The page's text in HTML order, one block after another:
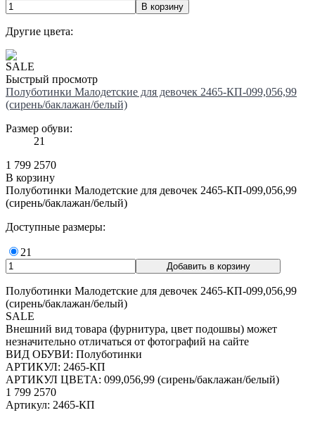
Другие цвета:
SALE
Быстрый просмотр
Полуботинки Малодетские для девочек 2465-КП-099,056,99
(сирень/баклажан/белый)
Размер обуви:
21
1 799 2570
В корзину
Полуботинки Малодетские для девочек 2465-КП-099,056,99
(сирень/баклажан/белый)
Доступные размеры:
21
Полуботинки Малодетские для девочек 2465-КП-099,056,99
(сирень/баклажан/белый)
SALE
Внешний вид товара (фурнитура, цвет подошвы) может
незначительно отличаться от фотографий на сайте
ВИД ОБУВИ: Полуботинки
АРТИКУЛ: 2465-КП
АРТИКУЛ ЦВЕТА: 099,056,99 (сирень/баклажан/белый)
1 799 2570
Артикул: 2465-КП